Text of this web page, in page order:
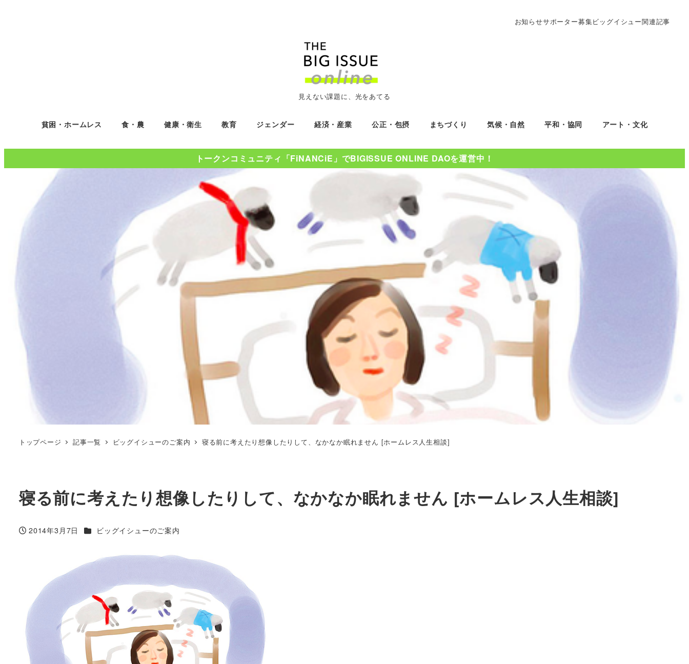
お知らせサポーター募集ビッグイシュー関連記事
見えない課題に、光をあてる
貧困・ホームレス 食・農 健康・衛生 教育 ジェンダー 経済・産業 公正・包摂 まちづくり 気候・自然 平和・協同 アート・文化
トークンコミュニティ「FiNANCiE」でBIGISSUE ONLINE DAOを運営中！
トップページ 記事一覧 ビッグイシューのご案内 寝る前に考えたり想像したりして、なかなか眠れません [ホームレス人生相談]
寝る前に考えたり想像したりして、なかなか眠れません [ホームレス人生相談]
投稿日
2014年3月7日 カテゴリー
ビッグイシューのご案内